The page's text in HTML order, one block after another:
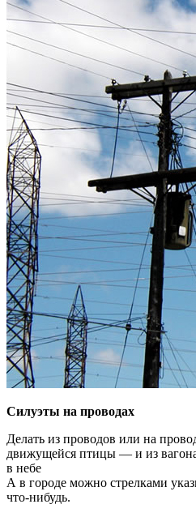
Силуэты на проводах
Делать из проводов или на
движущейся птицы — и из
в небе
А в городе можно стрелками
что-нибудь.